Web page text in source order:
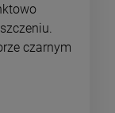
czarnym